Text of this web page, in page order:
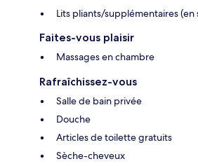
Lits pliants/supplémentaires
Faites-vous plaisir
Massages en chambre
Rafraîchissez-vous
Salle de bain privée
Douche
Articles de toilette gratuits
Sèche-cheveux